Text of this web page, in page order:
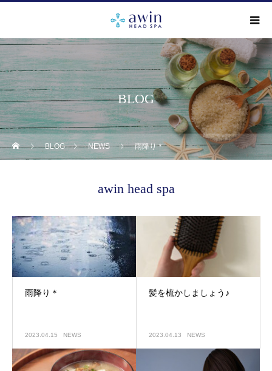
BLOG
BLOG NEWS 雨降り＊
awin head spa
雨降り＊
2023.04.15 NEWS
髪を梳かしましょう♪
2023.04.13 NEWS